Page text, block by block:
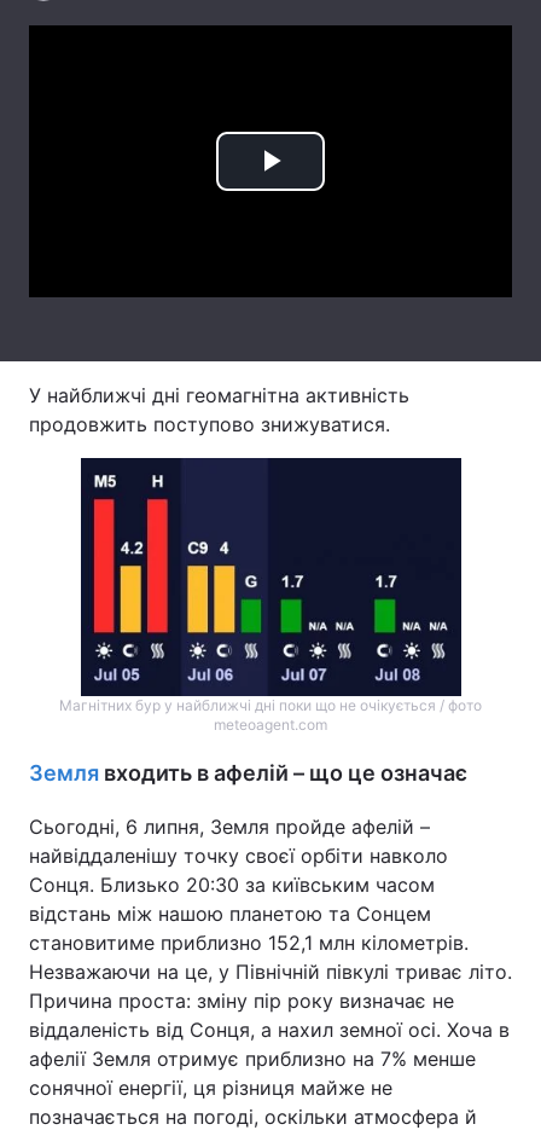
Послуги
Тема оформлення
Play
У найближчі дні геомагнітна активність
продовжить поступово знижуватися.
Магнітних бур у найближчі дні поки що не очікується / фото
meteoagent.com
Земля входить в афелій – що це означає
Сьогодні, 6 липня, Земля пройде афелій –
найвіддаленішу точку своєї орбіти навколо
Сонця. Близько 20:30 за київським часом
відстань між нашою планетою та Сонцем
становитиме приблизно 152,1 млн кілометрів.
Незважаючи на це, у Північній півкулі триває літо.
Причина проста: зміну пір року визначає не
віддаленість від Сонця, а нахил земної осі. Хоча в
афелії Земля отримує приблизно на 7% менше
сонячної енергії, ця різниця майже не
позначається на погоді, оскільки атмосфера й